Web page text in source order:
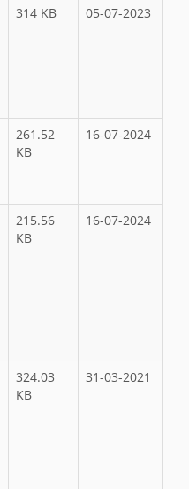
314 KB 05-07-2023
261.52
KB
16-07-2024
215.56
KB
16-07-2024
324.03
KB
31-03-2021